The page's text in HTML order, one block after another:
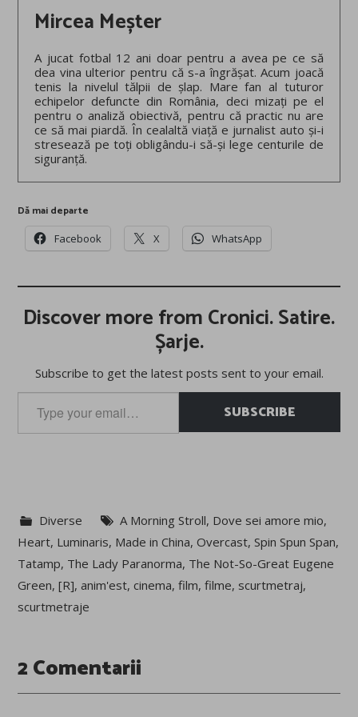
Mircea Meșter
A jucat fotbal 12 ani doar pentru a avea pe ce să
dea vina ulterior pentru că s-a îngrășat. Acum joacă
tenis la nivelul tălpii de șlap. Mare fan al tuturor
echipelor defuncte din România, deci mizați pe el
pentru o analiză obiectivă, pentru că practic nu are
ce să mai piardă. În cealaltă viață e jurnalist auto și-i
stresează pe toți obligându-i să-și lege centurile de
siguranță.
Dă mai departe
Facebook X WhatsApp
Discover more from Cronici. Satire.
Șarje.
Subscribe to get the latest posts sent to your email.
your
email…
SUBSCRIBE
Diverse A Morning Stroll, Dove sei amore mio,
Heart, Luminaris, Made in China,Overcast,Spin Spun Span,
Tatamp, The Lady Paranorma, The Not-So-Great Eugene
Green,[R],anim'est,cinema,film,filme, scurtmetraj,
scurtmetraje
2 Comentarii